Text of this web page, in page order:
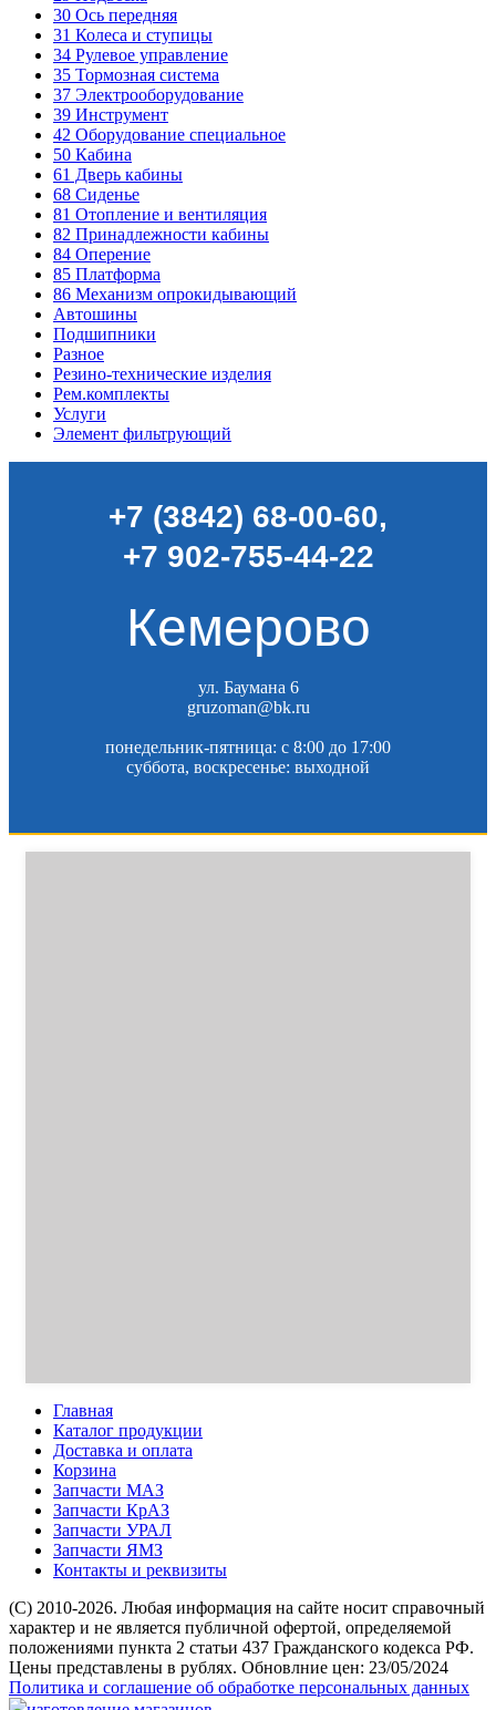
30 Ось передняя
31 Колеса и ступицы
34 Рулевое управление
35 Тормозная система
37 Электрооборудование
39 Инструмент
42 Оборудование специальное
50 Кабина
61 Дверь кабины
68 Сиденье
81 Отопление и вентиляция
82 Принадлежности кабины
84 Оперение
85 Платформа
86 Механизм опрокидывающий
Автошины
Подшипники
Разное
Резино-технические изделия
Рем.комплекты
Услуги
Элемент фильтрующий
+7 (3842) 68-00-60,
+7 902-755-44-22
Кемерово
ул. Баумана 6
gruzoman@bk.ru
понедельник-пятница: c 8:00 до 17:00
суббота, воскресенье: выходной
Главная
Каталог продукции
Доставка и оплата
Корзина
Запчасти МАЗ
Запчасти КрАЗ
Запчасти УРАЛ
Запчасти ЯМЗ
Контакты и реквизиты
(C) 2010-2026. Любая информация на сайте носит справочный
характер и не является публичной офертой, определяемой
положениями пункта 2 статьи 437 Гражданского кодекса РФ.
Цены представлены в рублях. Обновлние цен: 23/05/2024
Политика и соглашение об обработке персональных данных